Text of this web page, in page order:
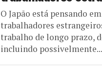
O Japão está pensando
trabalhadores
trabalho de longo prazo,
incluindo possivelmente...